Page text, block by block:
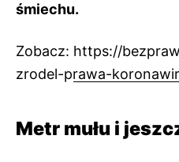
śmiechu.
Zobacz: https://
zrodel-prawa-
Metr mułu i